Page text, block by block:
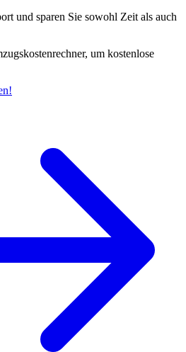
und sparen Sie sowohl Zeit als auch
um kostenlose